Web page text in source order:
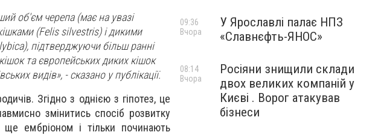
об'єм черепа (має на увазі
(Felis silvestris) і дикими
підтверджуючи більш ранні
та європейських диких кішок
видів», - сказано у публікації.
Згідно з однією з гіпотез, це
змінитись спосіб розвитку
ембріоном і тільки починають
У Ярославлі палає НПЗ
«Славнєфть-ЯНОС»
09:36
Вчора
Росіяни знищили склади
двох великих компаній у
Києві . Ворог атакував
бізнеси
08:14
Вчора